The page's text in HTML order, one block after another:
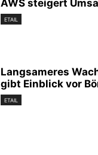
AWS steigert
ETAIL
Langsameres
gibt Einblick vor
ETAIL